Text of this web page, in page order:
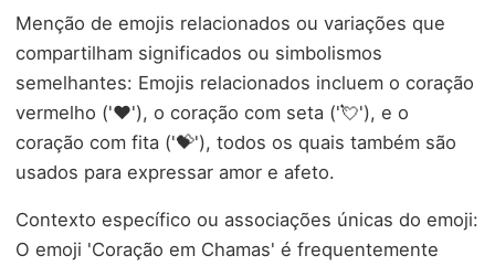
Menção de emojis relacionados ou variações que
compartilham significados ou simbolismos
semelhantes: Emojis relacionados incluem o coração
vermelho ('❤️'), o coração com seta ('💘'), e o
coração com fita ('💝'), todos os quais também são
usados para expressar amor e afeto.
Contexto específico ou associações únicas do emoji:
O emoji 'Coração em Chamas' é frequentemente